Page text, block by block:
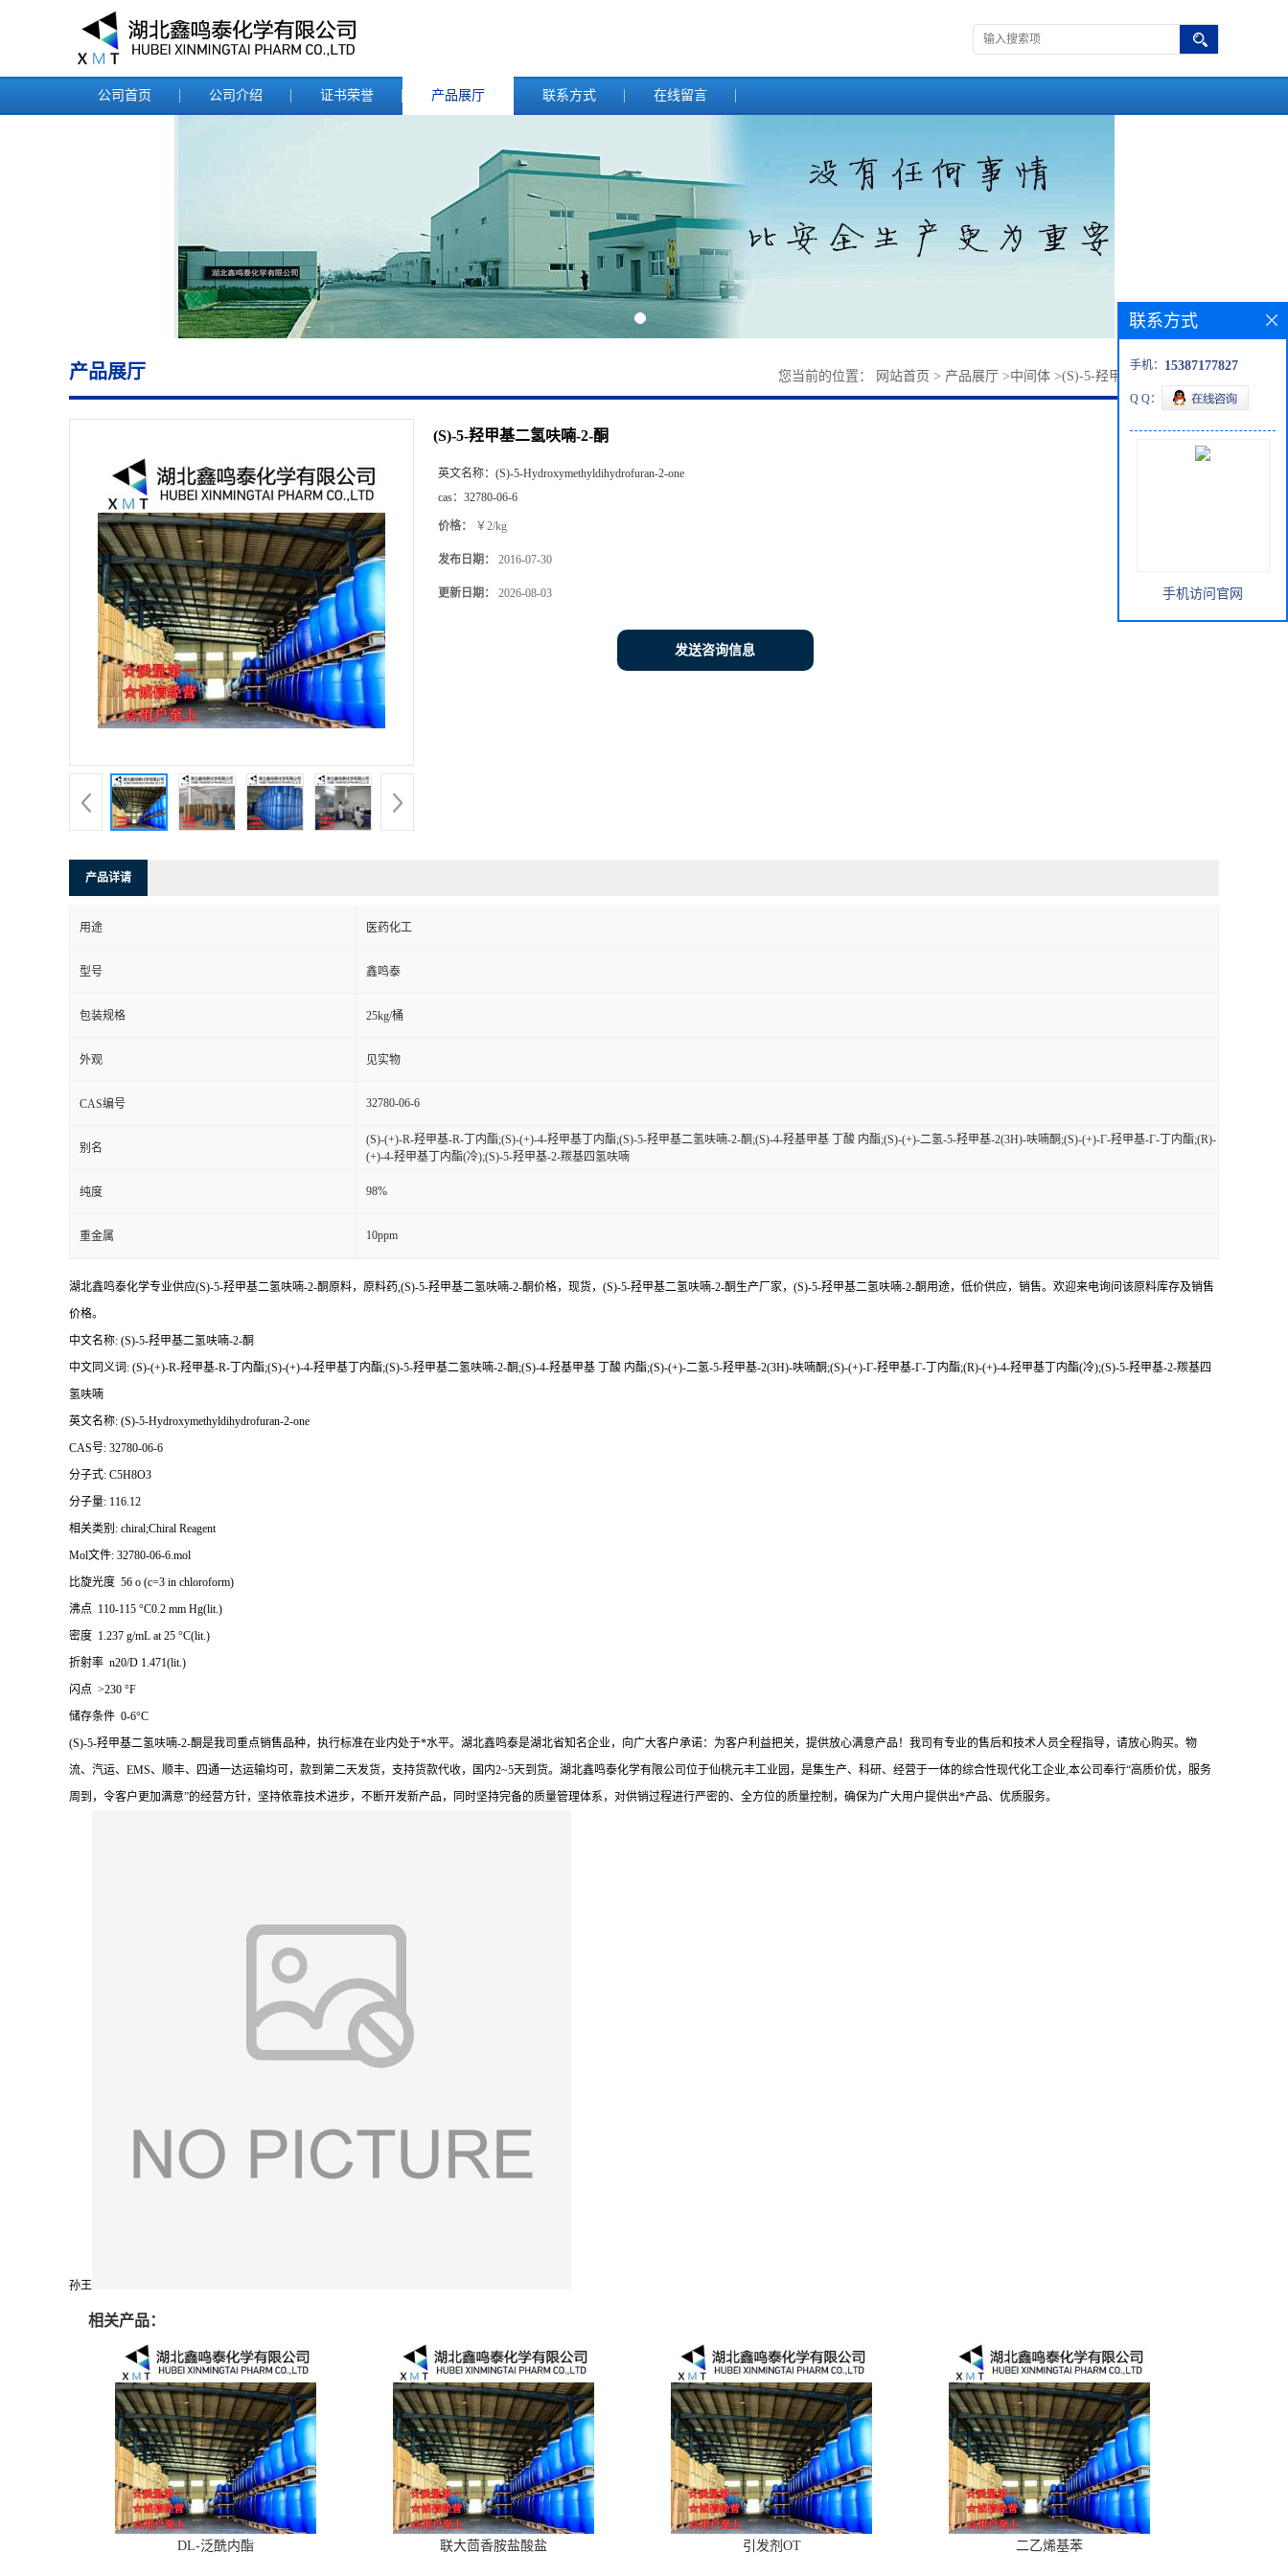
公司首页 公司介绍 证书荣誉 产品展厅 联系方式 在线留言
产品展厅 您当前的位置： 网站首页 > 产品展厅 >中间体 >(S)-5-羟甲基二氢呋喃-2-酮
(S)-5-羟甲基二氢呋喃-2-酮
英文名称： (S)-5-Hydroxymethyldihydrofuran-2-one
cas： 32780-06-6
价格： ￥2/kg
发布日期： 2016-07-30
更新日期： 2026-08-03
发送咨询信息
产品详请
用途 医药化工
型号 鑫鸣泰
包装规格 25kg/桶
外观 见实物
CAS编号 32780-06-6
别名
(S)-(+)-R-羟甲基-R-丁内酯;(S)-(+)-4-羟甲基丁内酯;(S)-5-羟甲基二氢呋喃-2-酮;(S)-4-羟基甲基 丁酸 内酯;(S)-(+)-二氢-5-羟甲基-2(3H)-呋喃酮;(S)-(+)-Γ-羟甲基-Γ-丁内酯;(R)-
(+)-4-羟甲基丁内酯(冷);(S)-5-羟甲基-2-羰基四氢呋喃
纯度 98%
重金属 10ppm
湖北鑫鸣泰化学专业供应(S)-5-羟甲基二氢呋喃-2-酮原料，原料药,(S)-5-羟甲基二氢呋喃-2-酮价格，现货，(S)-5-羟甲基二氢呋喃-2-酮生产厂家，(S)-5-羟甲基二氢呋喃-2-酮用途，低价供应，销售。欢迎来电询问该原料库存及销售
价格。
中文名称: (S)-5-羟甲基二氢呋喃-2-酮
中文同义词: (S)-(+)-R-羟甲基-R-丁内酯;(S)-(+)-4-羟甲基丁内酯;(S)-5-羟甲基二氢呋喃-2-酮;(S)-4-羟基甲基 丁酸 内酯;(S)-(+)-二氢-5-羟甲基-2(3H)-呋喃酮;(S)-(+)-Γ-羟甲基-Γ-丁内酯;(R)-(+)-4-羟甲基丁内酯(冷);(S)-5-羟甲基-2-羰基四
氢呋喃
英文名称: (S)-5-Hydroxymethyldihydrofuran-2-one
CAS号: 32780-06-6
分子式: C5H8O3
分子量: 116.12
相关类别: chiral;Chiral Reagent
Mol文件: 32780-06-6.mol
比旋光度 56 o (c=3 in chloroform)
沸点 110-115 °C0.2 mm Hg(lit.)
密度 1.237 g/mL at 25 °C(lit.)
折射率 n20/D 1.471(lit.)
闪点 >230 °F
储存条件 0-6°C
(S)-5-羟甲基二氢呋喃-2-酮是我司重点销售品种，执行标准在业内处于*水平。湖北鑫鸣泰是湖北省知名企业，向广大客户承诺：为客户利益把关，提供放心满意产品！我司有专业的售后和技术人员全程指导，请放心购买。物
流、汽运、EMS、顺丰、四通一达运输均可，款到第二天发货，支持货款代收，国内2~5天到货。湖北鑫鸣泰化学有限公司位于仙桃元丰工业园，是集生产、科研、经营于一体的综合性现代化工企业,本公司奉行“高质价优，服务
周到，令客户更加满意”的经营方针，坚持依靠技术进步，不断开发新产品，同时坚持完备的质量管理体系，对供销过程进行严密的、全方位的质量控制，确保为广大用户提供出*产品、优质服务。
孙王
相关产品：
DL-泛酰内酯 联大茴香胺盐酸盐 引发剂OT 二乙烯基苯
联系方式
手机： 15387177827
Q Q：
手机访问官网